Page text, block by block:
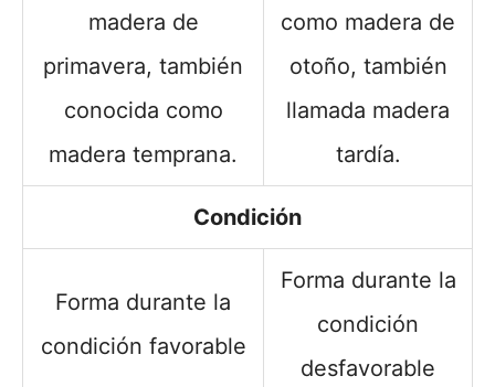
madera de
primavera, también
conocida como
madera temprana.
como madera de
otoño, también
llamada madera
tardía.
Condición
Forma durante la
condición favorable
Forma durante la
condición
desfavorable